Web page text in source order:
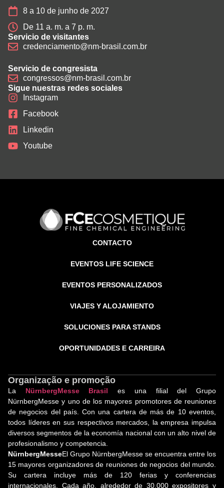
8 a 10 de junho de 2027
De 11 a. m. a 7 p. m.
Servicio de visitantes
credenciamento@nm-brasil.com.br
Servicio de congresista
congressos@nm-brasil.com.br
Sigue nuestras redes sociales
Instagram
Facebook
Linkedin
Youtube
CONTACTO
EVENTOS LIFE SCIENCE
EVENTOS PERSONALIZADOS
VIAJES Y ALOJAMIENTO
SOLUCIONES PARA STANDS
OPORTUNIDADES E CARREIRA
Organização e promoção
La NürnbergMesse Brasil es una filial del Grupo
NürnbergMesse y uno de los mayores promotores de reuniones
de negocios del país. Con una cartera de más de 10 eventos,
todos líderes en sus respectivos mercados, la empresa impulsa
diversos segmentos de la economía nacional con un alto nivel de
profesionalismo y competencia.
NürnbergMesseEl Grupo NürnbergMesse se encuentra entre los
15 mayores organizadores de reuniones de negocios del mundo.
Su cartera incluye más de 120 ferias y conferencias
internacionales. Cada año, alrededor de 30.000 expositores y